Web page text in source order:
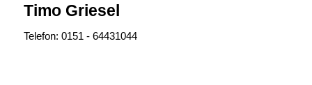
Timo Griesel
Telefon: 0151 - 64431044